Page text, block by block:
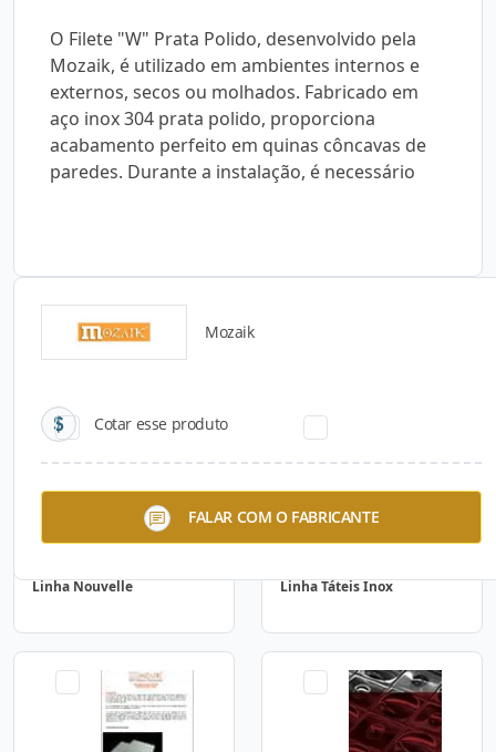
O Filete "W" Prata Polido, desenvolvido pela
Mozaik, é utilizado em ambientes internos e
externos, secos ou molhados. Fabricado em
aço inox 304 prata polido, proporciona
acabamento perfeito em quinas côncavas de
paredes. Durante a instalação, é necessário
Mozaik
Cotar esse produto
FALAR COM O FABRICANTE
Catálogos para Download
Linha Nouvelle Linha Táteis Inox